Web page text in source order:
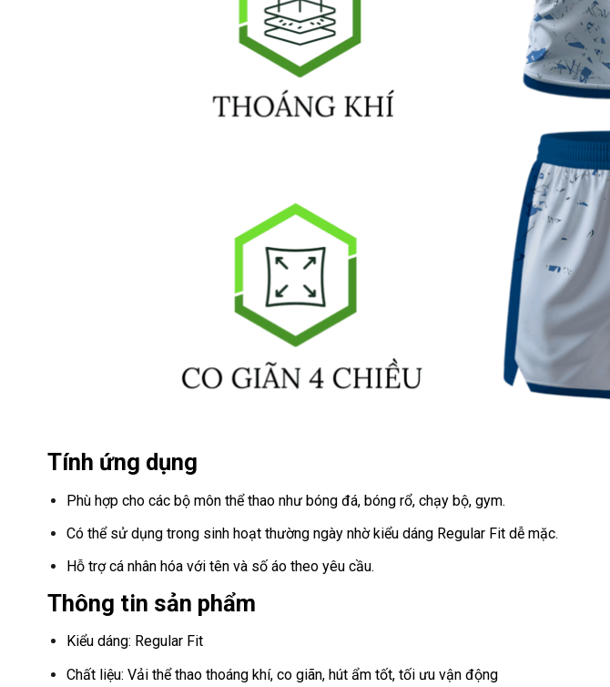
Tính ứng dụng
Phù hợp cho các bộ môn thể thao như bóng đá, bóng rổ, chạy bộ, gym.
Có thể sử dụng trong sinh hoạt thường ngày nhờ kiểu dáng Regular Fit dễ mặc.
Hỗ trợ cá nhân hóa với tên và số áo theo yêu cầu.
Thông tin sản phẩm
Kiểu dáng: Regular Fit
Chất liệu: Vải thể thao thoáng khí, co giãn, hút ẩm tốt, tối ưu vận động